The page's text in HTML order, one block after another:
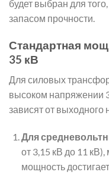
будет выбран для
запасом прочности.
Стандартная
35 кВ
Для силовых
высоком напряжении
зависят от выходного
Для
от 3,15 кВ до 11
мощность достигает